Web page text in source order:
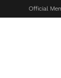
Official